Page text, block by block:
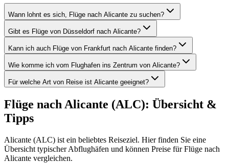
Wann lohnt es sich, Flüge nach Alicante zu suchen?
Gibt es Flüge von Düsseldorf nach Alicante?
Kann ich auch Flüge von Frankfurt nach Alicante finden?
Wie komme ich vom Flughafen ins Zentrum von Alicante?
Für welche Art von Reise ist Alicante geeignet?
Flüge nach Alicante (ALC): Übersicht &
Tipps
Alicante (ALC) ist ein beliebtes Reiseziel. Hier finden Sie eine
Übersicht typischer Abflughäfen und können Preise für Flüge nach
Alicante vergleichen.